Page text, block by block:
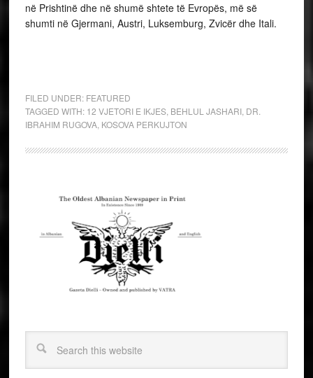
në Prishtinë dhe në shumë shtete të Evropës, më së
shumti në Gjermani, Austri, Luksemburg, Zvicër dhe Itali.
FILED UNDER: FEATURED
TAGGED WITH: 12 VJETORI E IKJES, BEHLUL JASHARI, DR.
IBRAHIM RUGOVA, KOSOVA PERKUJTON